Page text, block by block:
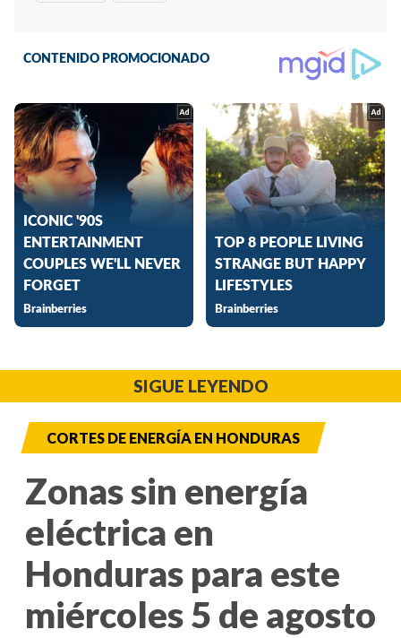
SIGUE LEYENDO
CORTES DE ENERGÍA EN HONDURAS
Zonas sin energía
eléctrica en
Honduras para este
miércoles 5 de agosto